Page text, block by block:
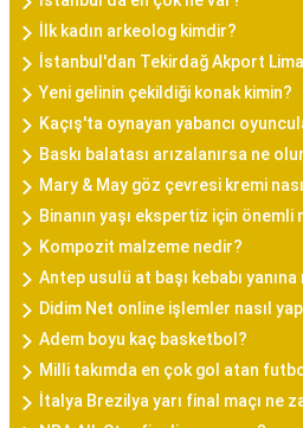
İlk kadın arkeolog kimdir?
İstanbul'dan Tekirdağ Akport
Yeni gelinin çekildiği konak kimin?
Kaçış'ta oynayan yabancı
Baskı balatası arızalanırsa ne
Mary & May göz çevresi kremi
Binanın yaşı ekspertiz için önemli
Kompozit malzeme nedir?
Antep usulü at başı kebabı
Didim Net online işlemler nasıl
Adem boyu kaç basketbol?
Milli takımda en çok gol atan
İtalya Brezilya yarı final maçı ne